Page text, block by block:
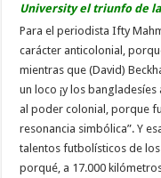
University el triunfo de
Para el periodista Ifty
carácter anticolonial,
mientras que (David)
un loco ¡y los
al poder colonial, porque
resonancia simbólica”. Y
talentos futbolísticos de
porqué, a 17.000